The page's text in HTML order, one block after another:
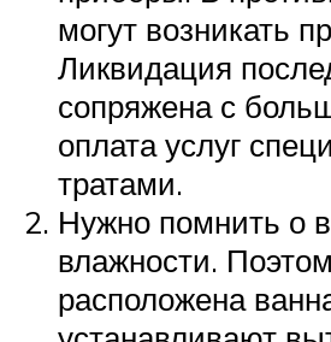
могут возникать
Ликвидация
сопряжена с
оплата услуг
тратами.
Нужно помнить о
влажности.
расположена